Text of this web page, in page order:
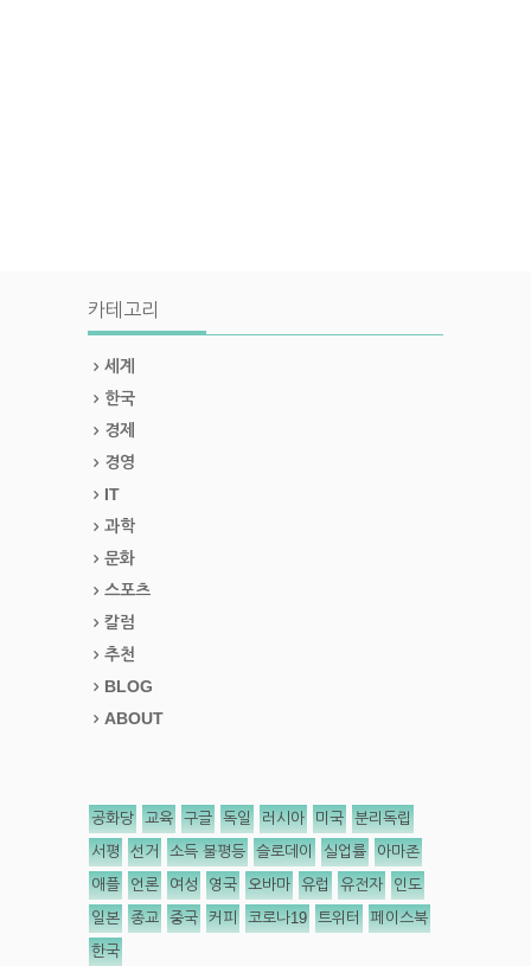
카테고리
세계
한국
경제
경영
IT
과학
문화
스포츠
칼럼
추천
BLOG
ABOUT
공화당 교육 구글 독일 러시아 미국 분리독립
서평 선거 소득 불평등 슬로데이 실업률 아마존
애플 언론 여성 영국 오바마 유럽 유전자 인도
일본 종교 중국 커피 코로나19 트위터 페이스북
한국